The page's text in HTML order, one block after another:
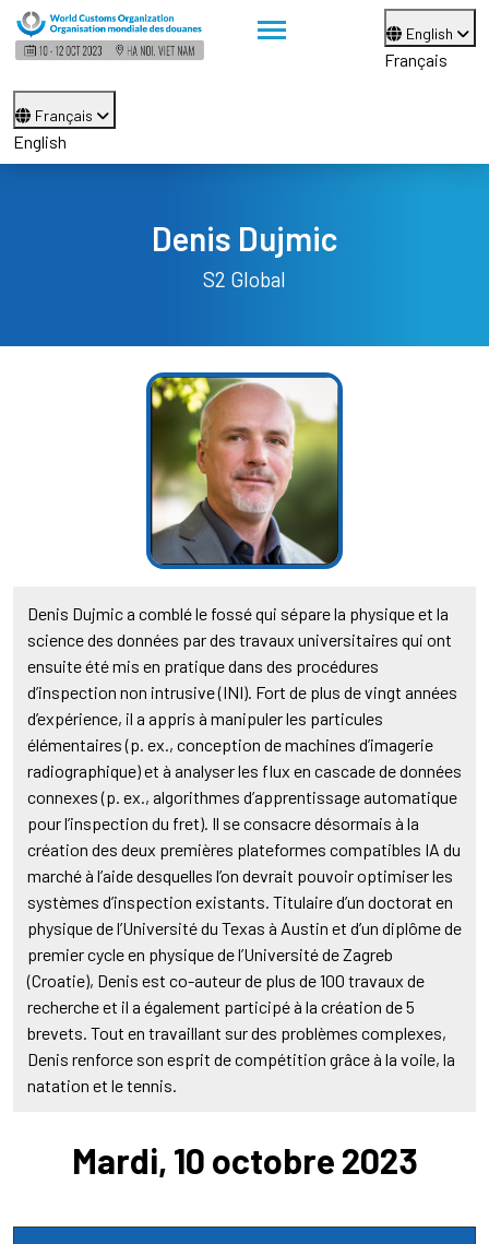
English
Français
Français
English
Denis Dujmic
S2 Global
Denis Dujmic a comblé le fossé qui sépare la physique et la
science des données par des travaux universitaires qui ont
ensuite été mis en pratique dans des procédures
d’inspection non intrusive (INI). Fort de plus de vingt années
d’expérience, il a appris à manipuler les particules
élémentaires (p. ex., conception de machines d’imagerie
radiographique) et à analyser les flux en cascade de données
connexes (p. ex., algorithmes d’apprentissage automatique
pour l’inspection du fret). Il se consacre désormais à la
création des deux premières plateformes compatibles IA du
marché à l’aide desquelles l’on devrait pouvoir optimiser les
systèmes d’inspection existants. Titulaire d’un doctorat en
physique de l’Université du Texas à Austin et d’un diplôme de
premier cycle en physique de l’Université de Zagreb
(Croatie), Denis est co-auteur de plus de 100 travaux de
recherche et il a également participé à la création de 5
brevets. Tout en travaillant sur des problèmes complexes,
Denis renforce son esprit de compétition grâce à la voile, la
natation et le tennis.
Mardi, 10 octobre 2023